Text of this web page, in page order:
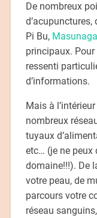
De nombreux
Pi Bu, Masunaga
principaux.
ressenti
d’informations.
Mais à
nombreux
tuyaux
etc… (je ne peux
domaine!!!). De
votre peau, de
parcours votre
réseau